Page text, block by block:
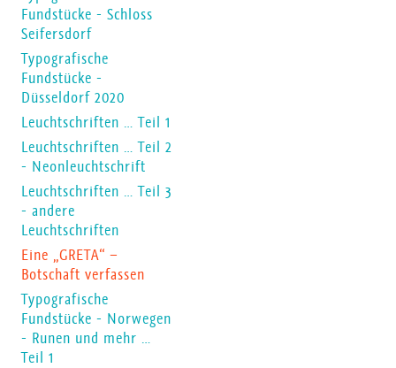
Fundstücke - Schloss
Seifersdorf
Typografische
Fundstücke -
Düsseldorf 2020
Leuchtschriften … Teil 1
Leuchtschriften … Teil 2
- Neonleuchtschrift
Leuchtschriften … Teil 3
- andere
Leuchtschriften
Eine „GRETA“ –
Botschaft verfassen
Typografische
Fundstücke - Norwegen
- Runen und mehr …
Teil 1